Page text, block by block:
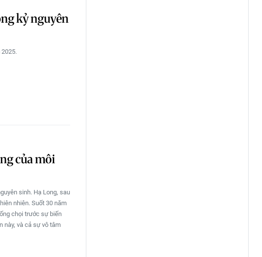
kỷ nguyên
của môi
sinh. Hạ Long, sau
nhiên. Suốt 30 năm
chọi trước sự biến
này, và cả sự vô tâm